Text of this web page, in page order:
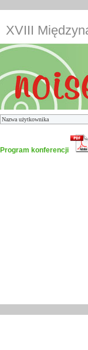
XVIII
Program konferencji